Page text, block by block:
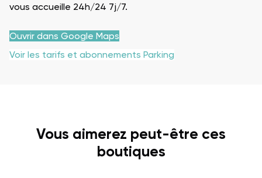
vous accueille 24h/24 7j/7.
Ouvrir dans Google Maps
Voir les tarifs et abonnements Parking
Vous aimerez peut-être ces
boutiques